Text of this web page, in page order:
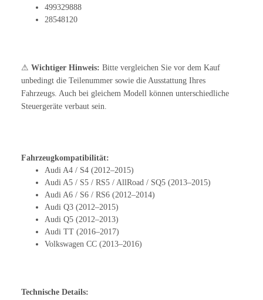
499329888
28548120
⚠ Wichtiger Hinweis: Bitte vergleichen Sie vor dem Kauf
unbedingt die Teilenummer sowie die Ausstattung Ihres
Fahrzeugs. Auch bei gleichem Modell können unterschiedliche
Steuergeräte verbaut sein.
Fahrzeugkompatibilität:
Audi A4 / S4 (2012–2015)
Audi A5 / S5 / RS5 / AllRoad / SQ5 (2013–2015)
Audi A6 / S6 / RS6 (2012–2014)
Audi Q3 (2012–2015)
Audi Q5 (2012–2013)
Audi TT (2016–2017)
Volkswagen CC (2013–2016)
Technische Details: